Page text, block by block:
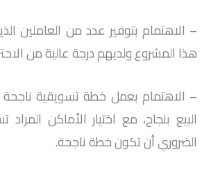
– الاهتمام بتوفير عدد من العاملين
هذا المشروع ولديهم درجة عالية من
– الاهتمام بعمل خطة تسويقية
البيع بنجاح، مع اختيار الأماكن
الضروري أن تكون خطة ناجحة.